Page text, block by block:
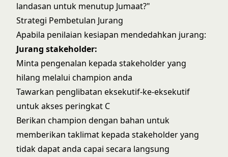
landasan untuk menutup Jumaat?"
Strategi Pembetulan Jurang
Apabila penilaian kesiapan mendedahkan jurang:
Jurang stakeholder:
Minta pengenalan kepada stakeholder yang
hilang melalui champion anda
Tawarkan penglibatan eksekutif-ke-eksekutif
untuk akses peringkat C
Berikan champion dengan bahan untuk
memberikan taklimat kepada stakeholder yang
tidak dapat anda capai secara langsung